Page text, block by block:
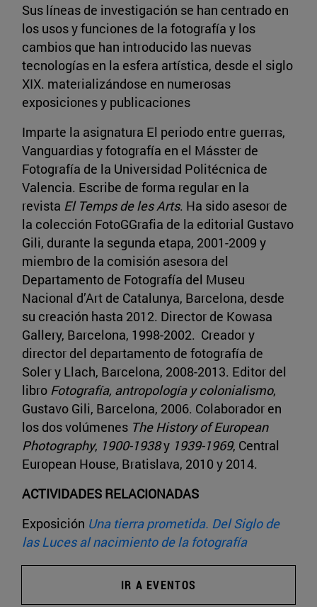
Sus líneas de investigación se han centrado en
los usos y funciones de la fotografía y los
cambios que han introducido las nuevas
tecnologías en la esfera artística, desde el siglo
XIX. materializándose en numerosas
exposiciones y publicaciones
Imparte la asignatura El periodo entre guerras,
Vanguardias y fotografía en el Másster de
Fotografía de la Universidad Politécnica de
Valencia. Escribe de forma regular en la
revista El Temps de les Arts. Ha sido asesor de
la colección FotoGGrafia de la editorial Gustavo
Gili, durante la segunda etapa, 2001-2009 y
miembro de la comisión asesora del
Departamento de Fotografía del Museu
Nacional d’Art de Catalunya, Barcelona, desde
su creación hasta 2012. Director de Kowasa
Gallery, Barcelona, 1998-2002. Creador y
director del departamento de fotografía de
Soler y Llach, Barcelona, 2008-2013. Editor del
libro Fotografía, antropología y colonialismo,
Gustavo Gili, Barcelona, 2006. Colaborador en
los dos volúmenes The History of European
Photography, 1900-1938y 1939-1969, Central
European House, Bratislava, 2010 y 2014.
ACTIVIDADES RELACIONADAS
Exposición Una tierra prometida. Del Siglo de
las Luces al nacimiento de la fotografía
IR A EVENTOS